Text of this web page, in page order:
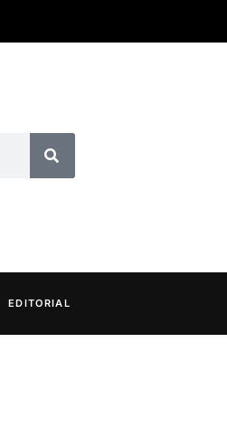
EDITORIAL